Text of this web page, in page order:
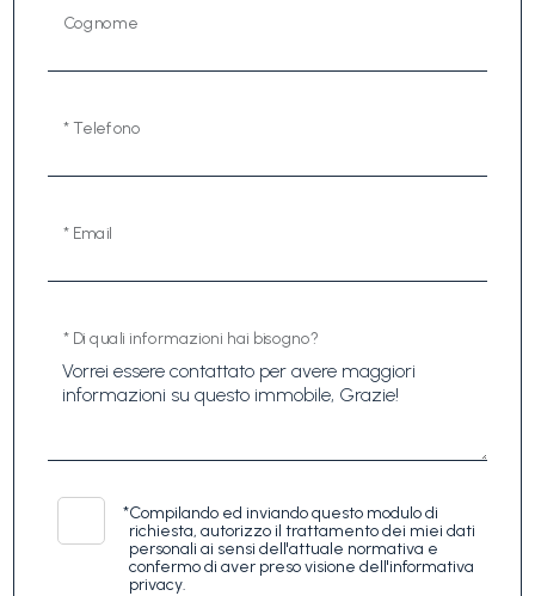
Cognome
* Telefono
* Email
* Di quali informazioni hai bisogno?
*Compilando ed inviando questo modulo di
richiesta, autorizzo il trattamento dei miei dati
personali ai sensi dell'attuale normativa e
confermo di aver preso visione dell'informativa
privacy.